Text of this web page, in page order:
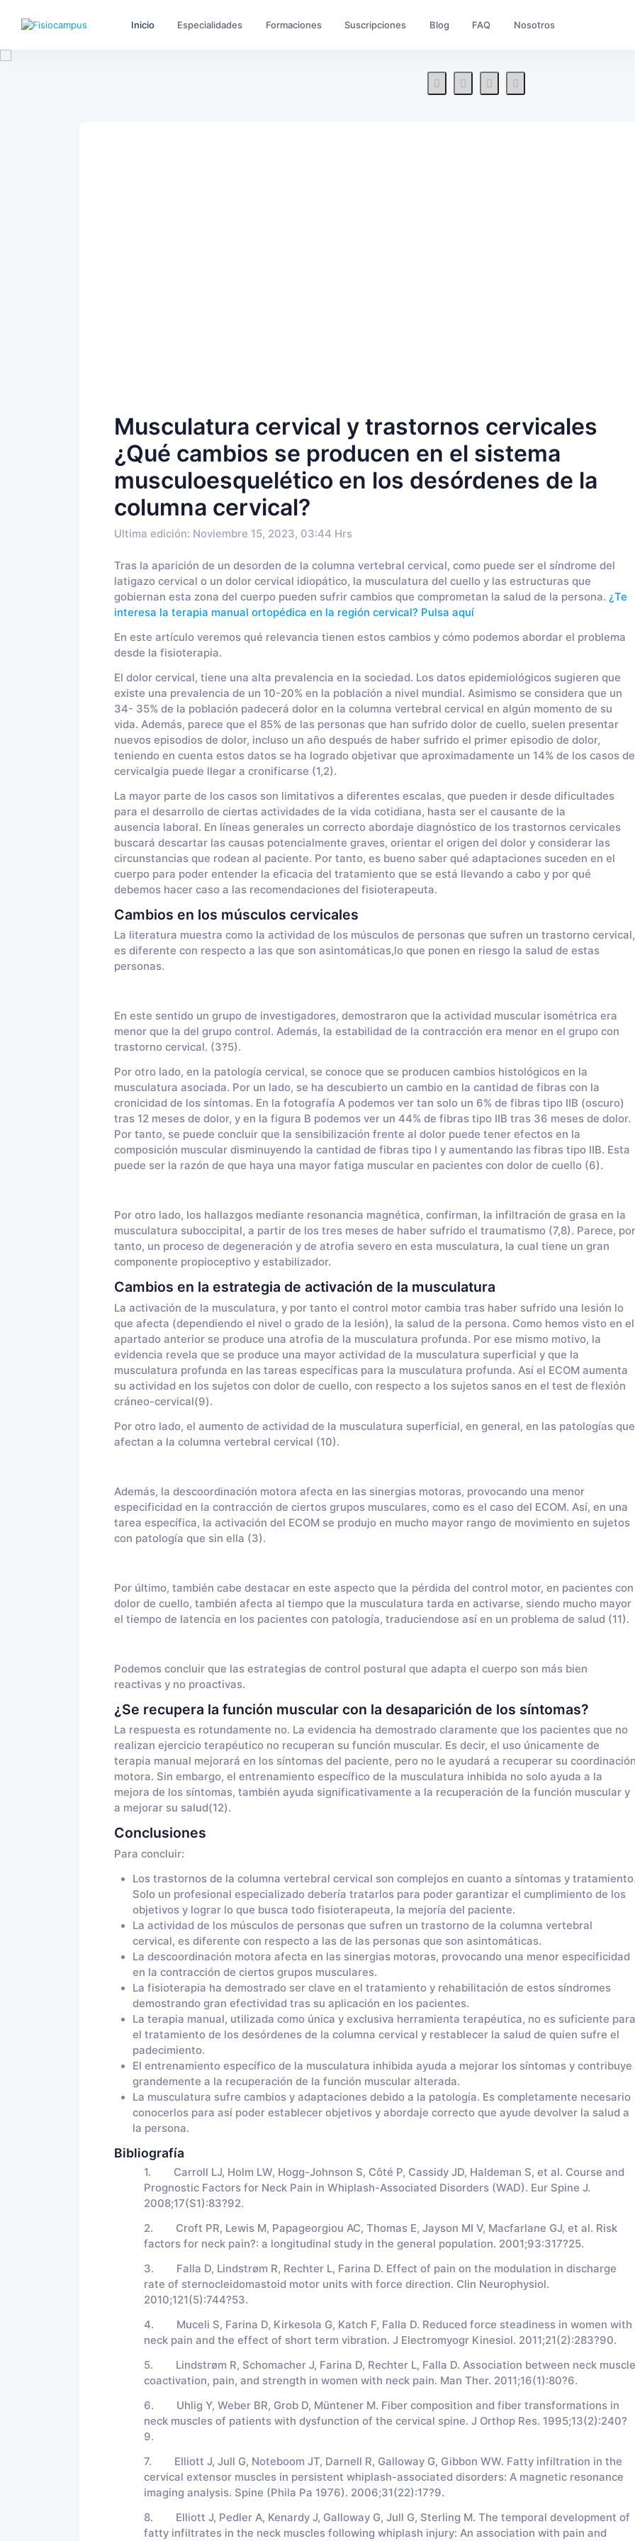
Inicio Especialidades Formaciones Suscripciones Blog FAQ Nosotros
Musculatura cervical y trastornos cervicales
¿Qué cambios se producen en el sistema
musculoesquelético en los desórdenes de la
columna cervical?
Ultima edición: Noviembre 15, 2023, 03:44 Hrs
Tras la aparición de un desorden de la columna vertebral cervical, como puede ser el síndrome del
latigazo cervical o un dolor cervical idiopático, la musculatura del cuello y las estructuras que
gobiernan esta zona del cuerpo pueden sufrir cambios que comprometan la salud de la persona. ¿Te
interesa la terapia manual ortopédica en la región cervical? Pulsa aquí
En este artículo veremos qué relevancia tienen estos cambios y cómo podemos abordar el problema
desde la fisioterapia.
El dolor cervical, tiene una alta prevalencia en la sociedad. Los datos epidemiológicos sugieren que
existe una prevalencia de un 10-20% en la población a nivel mundial. Asimismo se considera que un
34- 35% de la población padecerá dolor en la columna vertebral cervical en algún momento de su
vida. Además, parece que el 85% de las personas que han sufrido dolor de cuello, suelen presentar
nuevos episodios de dolor, incluso un año después de haber sufrido el primer episodio de dolor,
teniendo en cuenta estos datos se ha logrado objetivar que aproximadamente un 14% de los casos de
cervicalgia puede llegar a cronificarse (1,2).
La mayor parte de los casos son limitativos a diferentes escalas, que pueden ir desde dificultades
para el desarrollo de ciertas actividades de la vida cotidiana, hasta ser el causante de la
ausencia laboral. En líneas generales un correcto abordaje diagnóstico de los trastornos cervicales
buscará descartar las causas potencialmente graves, orientar el origen del dolor y considerar las
circunstancias que rodean al paciente. Por tanto, es bueno saber qué adaptaciones suceden en el
cuerpo para poder entender la eficacia del tratamiento que se está llevando a cabo y por qué
debemos hacer caso a las recomendaciones del fisioterapeuta.
Cambios en los músculos cervicales
La literatura muestra como la actividad de los músculos de personas que sufren un trastorno cervical,
es diferente con respecto a las que son asintomáticas,lo que ponen en riesgo la salud de estas
personas.
En este sentido un grupo de investigadores, demostraron que la actividad muscular isométrica era
menor que la del grupo control. Además, la estabilidad de la contracción era menor en el grupo con
trastorno cervical. (3?5).
Por otro lado, en la patología cervical, se conoce que se producen cambios histológicos en la
musculatura asociada. Por un lado, se ha descubierto un cambio en la cantidad de fibras con la
cronicidad de los síntomas. En la fotografía A podemos ver tan solo un 6% de fibras tipo IIB (oscuro)
tras 12 meses de dolor, y en la figura B podemos ver un 44% de fibras tipo IIB tras 36 meses de dolor.
Por tanto, se puede concluir que la sensibilización frente al dolor puede tener efectos en la
composición muscular disminuyendo la cantidad de fibras tipo I y aumentando las fibras tipo IIB. Esta
puede ser la razón de que haya una mayor fatiga muscular en pacientes con dolor de cuello (6).
Por otro lado, los hallazgos mediante resonancia magnética, confirman, la infiltración de grasa en la
musculatura suboccipital, a partir de los tres meses de haber sufrido el traumatismo (7,8). Parece, por
tanto, un proceso de degeneración y de atrofia severo en esta musculatura, la cual tiene un gran
componente propioceptivo y estabilizador.
Cambios en la estrategia de activación de la musculatura
La activación de la musculatura, y por tanto el control motor cambia tras haber sufrido una lesión lo
que afecta (dependiendo el nivel o grado de la lesión), la salud de la persona. Como hemos visto en el
apartado anterior se produce una atrofia de la musculatura profunda. Por ese mismo motivo, la
evidencia revela que se produce una mayor actividad de la musculatura superficial y que la
musculatura profunda en las tareas específicas para la musculatura profunda. Así el ECOM aumenta
su actividad en los sujetos con dolor de cuello, con respecto a los sujetos sanos en el test de flexión
cráneo-cervical(9).
Por otro lado, el aumento de actividad de la musculatura superficial, en general, en las patologías que
afectan a la columna vertebral cervical (10).
Además, la descoordinación motora afecta en las sinergias motoras, provocando una menor
especificidad en la contracción de ciertos grupos musculares, como es el caso del ECOM. Así, en una
tarea específica, la activación del ECOM se produjo en mucho mayor rango de movimiento en sujetos
con patología que sin ella (3).
Por último, también cabe destacar en este aspecto que la pérdida del control motor, en pacientes con
dolor de cuello, también afecta al tiempo que la musculatura tarda en activarse, siendo mucho mayor
el tiempo de latencia en los pacientes con patología, traduciendose así en un problema de salud (11).
Podemos concluir que las estrategias de control postural que adapta el cuerpo son más bien
reactivas y no proactivas.
¿Se recupera la función muscular con la desaparición de los síntomas?
La respuesta es rotundamente no. La evidencia ha demostrado claramente que los pacientes que no
realizan ejercicio terapéutico no recuperan su función muscular. Es decir, el uso únicamente de
terapia manual mejorará en los síntomas del paciente, pero no le ayudará a recuperar su
motora. Sin embargo, el entrenamiento específico de la musculatura inhibida no solo ayuda a la
mejora de los síntomas, también ayuda significativamente a la recuperación de la función muscular y
a mejorar su salud(12).
Conclusiones
Para concluir:
Los trastornos de la columna vertebral cervical son complejos en cuanto a síntomas y
Solo un profesional especializado debería tratarlos para poder garantizar el cumplimiento de los
objetivos y lograr lo que busca todo fisioterapeuta, la mejoría del paciente.
La actividad de los músculos de personas que sufren un trastorno de la columna vertebral
cervical, es diferente con respecto a las de las personas que son asintomáticas.
La descoordinación motora afecta en las sinergias motoras, provocando una menor especificidad
en la contracción de ciertos grupos musculares.
La fisioterapia ha demostrado ser clave en el tratamiento y rehabilitación de estos síndromes
demostrando gran efectividad tras su aplicación en los pacientes.
La terapia manual, utilizada como única y exclusiva herramienta terapéutica, no es suficiente para
el tratamiento de los desórdenes de la columna cervical y restablecer la salud de quien sufre el
padecimiento.
El entrenamiento específico de la musculatura inhibida ayuda a mejorar los síntomas y contribuye
grandemente a la recuperación de la función muscular alterada.
La musculatura sufre cambios y adaptaciones debido a la patología. Es completamente necesario
conocerlos para así poder establecer objetivos y abordaje correcto que ayude devolver la salud a
la persona.
Bibliografía
1. Carroll LJ, Holm LW, Hogg-Johnson S, Côté P, Cassidy JD, Haldeman S, et al. Course and
Prognostic Factors for Neck Pain in Whiplash-Associated Disorders (WAD). Eur Spine J.
2008;17(S1):83?92.
2. Croft PR, Lewis M, Papageorgiou AC, Thomas E, Jayson MI V, Macfarlane GJ, et al. Risk
factors for neck pain?: a longitudinal study in the general population. 2001;93:317?25.
3. Falla D, Lindstrøm R, Rechter L, Farina D. Effect of pain on the modulation in discharge
rate of sternocleidomastoid motor units with force direction. Clin Neurophysiol.
2010;121(5):744?53.
4. Muceli S, Farina D, Kirkesola G, Katch F, Falla D. Reduced force steadiness in women with
neck pain and the effect of short term vibration. J Electromyogr Kinesiol. 2011;21(2):283?90.
5. Lindstrøm R, Schomacher J, Farina D, Rechter L, Falla D. Association between neck
coactivation, pain, and strength in women with neck pain. Man Ther. 2011;16(1):80?6.
6. Uhlig Y, Weber BR, Grob D, Müntener M. Fiber composition and fiber transformations in
neck muscles of patients with dysfunction of the cervical spine. J Orthop Res. 1995;13(2):240?
9.
7. Elliott J, Jull G, Noteboom JT, Darnell R, Galloway G, Gibbon WW. Fatty infiltration in the
cervical extensor muscles in persistent whiplash-associated disorders: A magnetic resonance
imaging analysis. Spine (Phila Pa 1976). 2006;31(22):17?9.
8. Elliott J, Pedler A, Kenardy J, Galloway G, Jull G, Sterling M. The temporal development of
fatty infiltrates in the neck muscles following whiplash injury: An association with pain and